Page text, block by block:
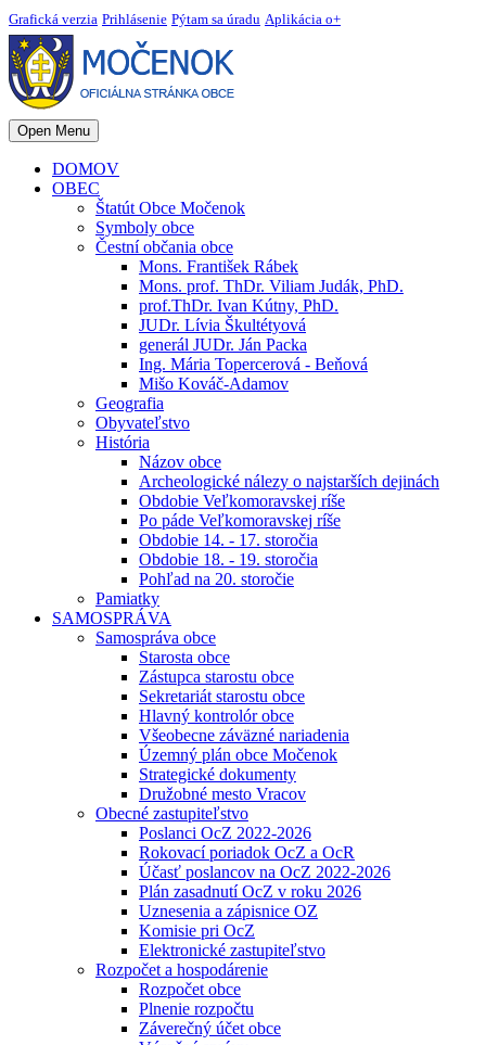
Grafická verzia Prihlásenie Pýtam sa úradu Aplikácia o+
Open Menu
DOMOV
OBEC
Štatút Obce Močenok
Symboly obce
Čestní občania obce
Mons. František Rábek
Mons. prof. ThDr. Viliam Judák, PhD.
prof.ThDr. Ivan Kútny, PhD.
JUDr. Lívia Škultétyová
generál JUDr. Ján Packa
Ing. Mária Topercerová - Beňová
Mišo Kováč-Adamov
Geografia
Obyvateľstvo
História
Názov obce
Archeologické nálezy o najstarších dejinách
Obdobie Veľkomoravskej ríše
Po páde Veľkomoravskej ríše
Obdobie 14. - 17. storočia
Obdobie 18. - 19. storočia
Pohľad na 20. storočie
Pamiatky
SAMOSPRÁVA
Samospráva obce
Starosta obce
Zástupca starostu obce
Sekretariát starostu obce
Hlavný kontrolór obce
Všeobecne záväzné nariadenia
Územný plán obce Močenok
Strategické dokumenty
Družobné mesto Vracov
Obecné zastupiteľstvo
Poslanci OcZ 2022-2026
Rokovací poriadok OcZ a OcR
Účasť poslancov na OcZ 2022-2026
Plán zasadnutí OcZ v roku 2026
Uznesenia a zápisnice OZ
Komisie pri OcZ
Elektronické zastupiteľstvo
Rozpočet a hospodárenie
Rozpočet obce
Plnenie rozpočtu
Záverečný účet obce